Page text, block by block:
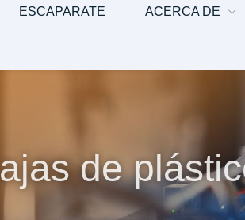
ESCAPARATE ACERCA DE
de